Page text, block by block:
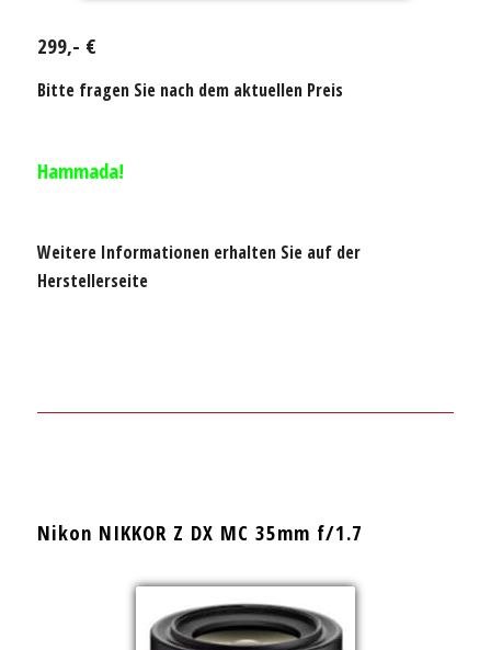
299,- €
Bitte fragen Sie nach dem aktuellen Preis
Hammada!
Weitere Informationen erhalten Sie auf der
Herstellerseite
Nikon NIKKOR Z DX MC 35mm f/1.7